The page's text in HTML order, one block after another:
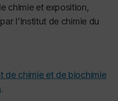
chimie et exposition,
l’Institut de chimie du
de chimie et de biochimie
.